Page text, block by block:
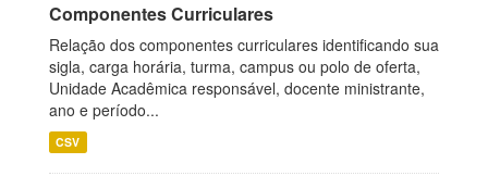
Componentes Curriculares
Relação dos componentes curriculares identificando sua
sigla, carga horária, turma, campus ou polo de oferta,
Unidade Acadêmica responsável, docente ministrante,
ano e período...
CSV